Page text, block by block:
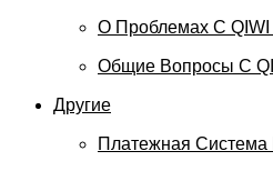
О Проблемах С QIWI
Общие Вопросы С
Другие
Платежная Система